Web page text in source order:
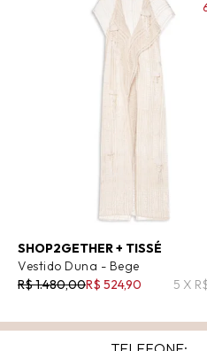
SHOP2GETHER + TISSÉ
Vestido Duna - Bege
R$ 1.480,00R$ 524,90 5 X